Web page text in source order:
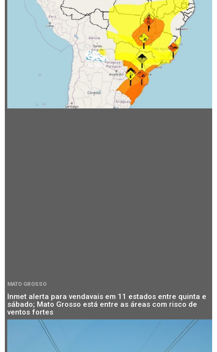
MATO GROSSO
Inmet alerta para vendavais em 11 estados entre quinta e
sábado; Mato Grosso está entre as áreas com risco de
ventos fortes